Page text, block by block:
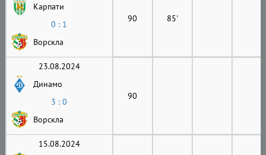
Карпати
0 : 1
Ворскла
90 85'
23.08.2024
Динамо
3 : 0
Ворскла
90
15.08.2024